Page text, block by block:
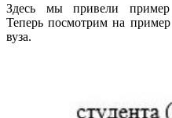
Здесь мы привели пример
Теперь посмотрим на пример
вуза.